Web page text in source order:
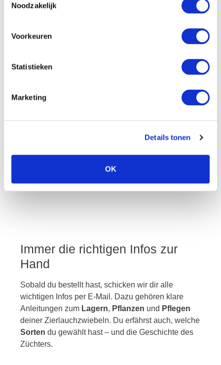
Noodzakelijk
Voorkeuren
Statistieken
Marketing
Details tonen
OK
piet
Der Spezialist für den Anbau von Mini-Gladiolen.
Die Knollen von Piet werden sorgfältig aufbewahrt
Wissen und seiner 40-jährigen Erfahrung sorgt das
„Gladiolen sind eine farbenfrohe Investition für den
Immer die richtigen Infos zur
Hand
Sobald du bestellt hast, schicken wir dir alle
wichtigen Infos per E-Mail. Dazu gehören klare
Anleitungen zum Lagern, Pflanzen und Pflegen
deiner Zierlauchzwiebeln. Du erfährst auch, welche
Sorten du gewählt hast – und die Geschichte des
Züchters.